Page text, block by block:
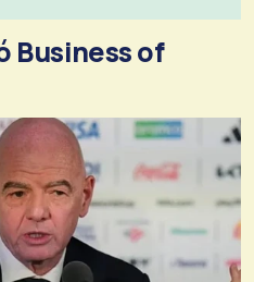
Business of